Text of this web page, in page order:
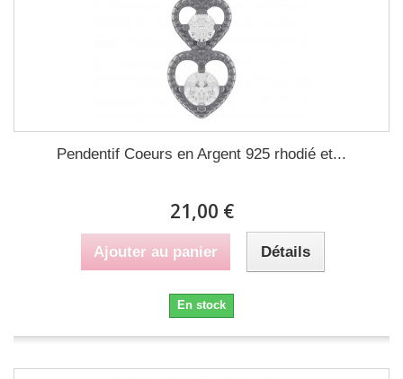
Pendentif Coeurs en Argent 925 rhodié et...
21,00 €
Ajouter au panier Détails
En stock